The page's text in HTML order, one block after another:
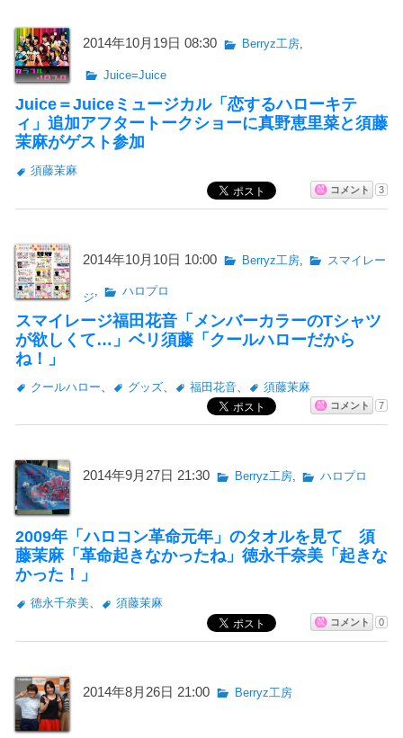
2014年10月19日 08:30 Berryz工房,
Juice=Juice
Juice＝Juiceミュージカル「恋するハローキテ
ィ」追加アフタートークショーに真野恵里菜と須藤
茉麻がゲスト参加
須藤茉麻
コメント 3
2014年10月10日 10:00 Berryz工房, スマイレー
ジ, ハロプロ
スマイレージ福田花音「メンバーカラーのTシャツ
が欲しくて…」ベリ須藤「クールハローだから
ね！」
クールハロー グッズ、 福田花音、 須藤茉麻
コメント 7
2014年9月27日 21:30 Berryz工房, ハロプロ
2009年「ハロコン革命元年」のタオルを見て 須
藤茉麻「革命起きなかったね」徳永千奈美「起きな
かった！」
徳永千奈美、 須藤茉麻
コメント 0
2014年8月26日 21:00 Berryz工房